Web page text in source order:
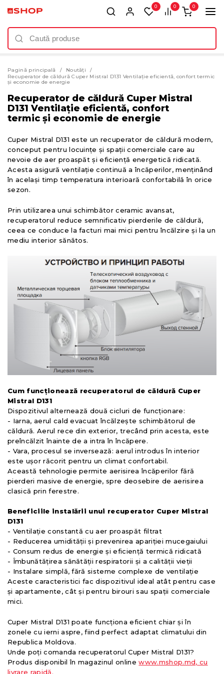
0 0 0
Pagină principală
Noutăți
Recuperator de căldură Cuper Mistral D131 Ventilație eficientă, confort termic
și economie de energie
Recuperator de căldură Cuper Mistral
D131 Ventilație eficientă, confort
termic și economie de energie
Cuper Mistral D131 este un recuperator de căldură modern,
conceput pentru locuințe și spații comerciale care au
nevoie de aer proaspăt și eficiență energetică ridicată.
Acesta asigură ventilație continuă a încăperilor, menținând
în același timp temperatura interioară confortabilă în orice
sezon.
Prin utilizarea unui schimbător ceramic avansat,
recuperatorul reduce semnificativ pierderile de căldură,
ceea ce conduce la facturi mai mici pentru încălzire și la un
mediu interior sănătos.
Cum funcționează recuperatorul de căldură Cuper
Mistral D131
Dispozitivul alternează două cicluri de funcționare:
- Iarna, aerul cald evacuat încălzește schimbătorul de
căldură. Aerul rece din exterior, trecând prin acesta, este
preîncălzit înainte de a intra în încăpere.
- Vara, procesul se inversează: aerul introdus în interior
este ușor răcorit pentru un climat confortabil.
Această tehnologie permite aerisirea încăperilor fără
pierderi masive de energie, spre deosebire de aerisirea
clasică prin ferestre.
Beneficiile instalării unui recuperator Cuper Mistral
D131
- Ventilație constantă cu aer proaspăt filtrat
- Reducerea umidității și prevenirea apariției mucegaiului
- Consum redus de energie și eficiență termică ridicată
- Îmbunătățirea sănătății respiratorii și a calității vieții
- Instalare simplă, fără sisteme complexe de ventilație
Aceste caracteristici fac dispozitivul ideal atât pentru case
și apartamente, cât și pentru birouri sau spații comerciale
mici.
Cuper Mistral D131 poate funcționa eficient chiar și în
zonele cu ierni aspre, fiind perfect adaptat climatului din
Republica Moldova.
Unde poți comanda recuperatorul Cuper Mistral D131?
Produs disponibil în magazinul onlinewww.mshop.md, cu
livrare rapidă.